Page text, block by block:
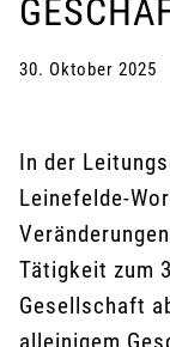
30. Oktober 2025
In der
Leinefelde-
Tätigkeit zum
Gesellschaft